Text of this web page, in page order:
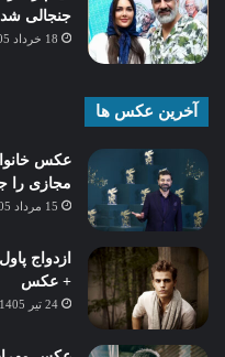
جنجالی شد
18 خرداد 1405
آخرین عکس ها
عکس
مجازی را
15 مرداد 1405
ازدواج
+ عکس
24 تیر 1405